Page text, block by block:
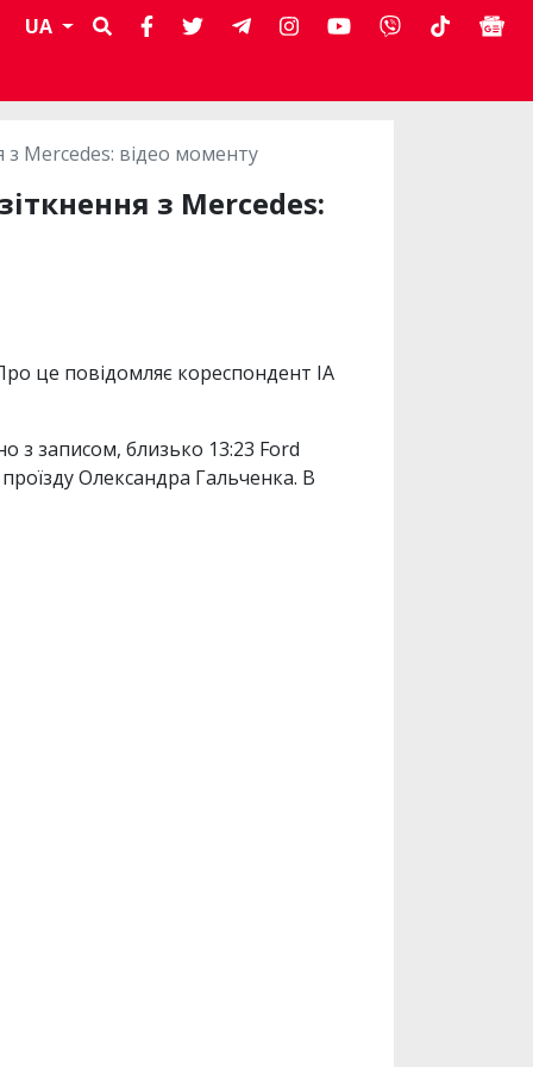
UA
з Mercedes: відео моменту
з Mercedes:
це повідомляє кореспондент ІА
з записом, близько 13:23 Ford
Олександра Гальченка. В